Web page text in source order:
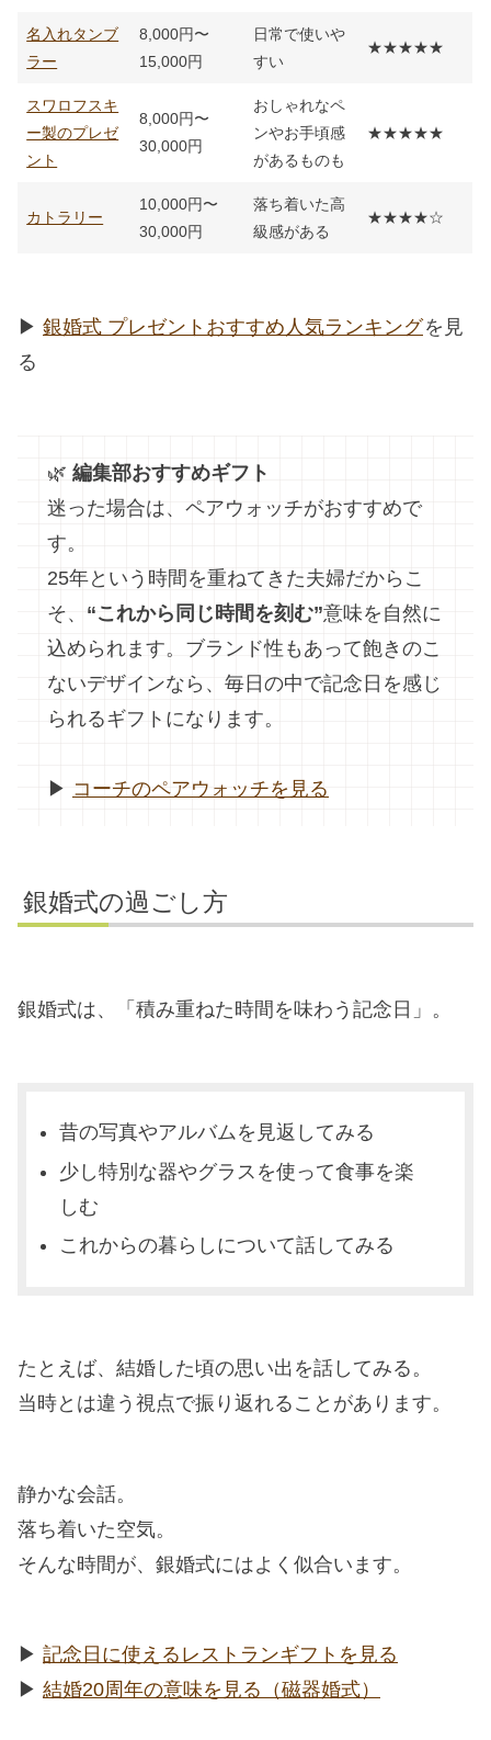
名入れタンブ
ラー
8,000円〜
15,000円
日常で使いや
すい
★★★★★
スワロフスキ
ー製のプレゼ
ント
8,000円〜
30,000円
おしゃれなペ
ンやお手頃感
があるものも
★★★★★
カトラリー
10,000円〜
30,000円
落ち着いた高
級感がある
★★★★☆
▶︎ 銀婚式 プレゼントおすすめ人気ランキングを見
る
🌿 編集部おすすめギフト
迷った場合は、ペアウォッチがおすすめで
す。
25年という時間を重ねてきた夫婦だからこ
そ、 “これから同じ時間を刻む”意味を自然に
込められます。ブランド性もあって飽きのこ
ないデザインなら、毎日の中で記念日を感じ
られるギフトになります。
▶︎ コーチのペアウォッチを見る
銀婚式の過ごし方
銀婚式は、「積み重ねた時間を味わう記念日」。
昔の写真やアルバムを見返してみる
少し特別な器やグラスを使って食事を楽
しむ
これからの暮らしについて話してみる
たとえば、結婚した頃の思い出を話してみる。
当時とは違う視点で振り返れることがあります。
静かな会話。
落ち着いた空気。
そんな時間が、銀婚式にはよく似合います。
▶︎ 記念日に使えるレストランギフトを見る
▶︎ 結婚20周年の意味を見る（磁器婚式）